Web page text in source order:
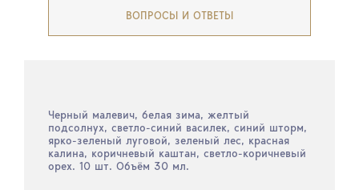
ВОПРОСЫ И ОТВЕТЫ
Черный малевич, белая зима, желтый
подсолнух, светло-синий василек, синий шторм,
ярко-зеленый луговой, зеленый лес, красная
калина, коричневый каштан, светло-коричневый
орех. 10 шт. Объём 30 мл.